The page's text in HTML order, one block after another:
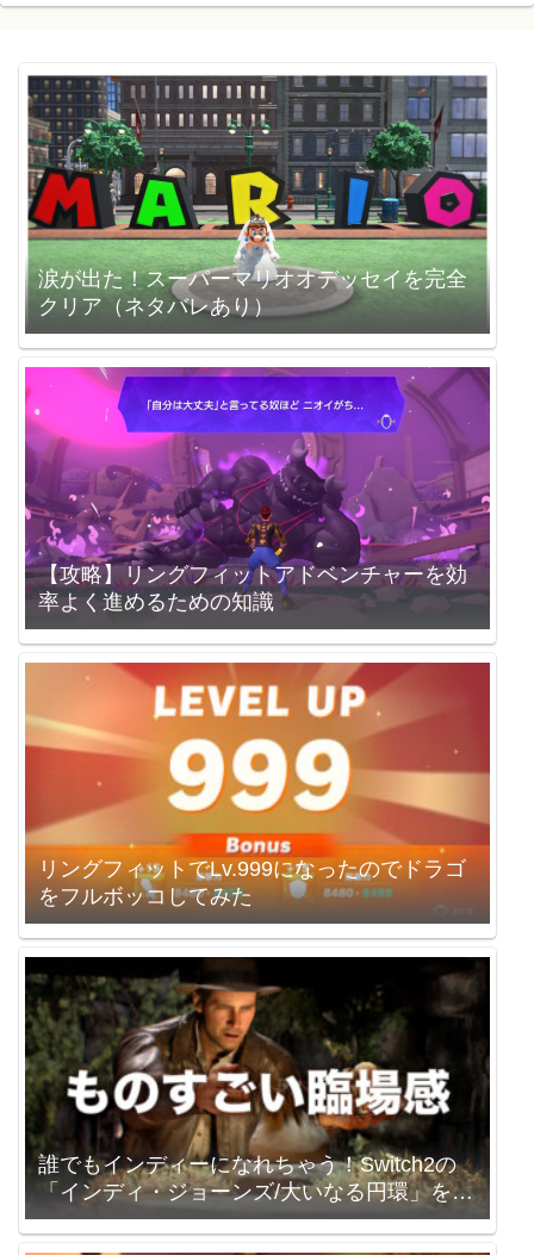
涙が出た！スーパーマリオオデッセイを完全
クリア（ネタバレあり）
【攻略】リングフィットアドベンチャーを効
率よく進めるための知識
リングフィットでLv.999になったのでドラゴ
をフルボッコしてみた
誰でもインディーになれちゃう！Switch2の
「インディ・ジョーンズ/大いなる円環」を買
いました。